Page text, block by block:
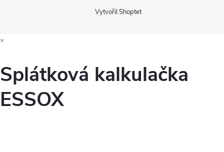
Vytvořil Shoptet
×
Splátková kalkulačka
ESSOX